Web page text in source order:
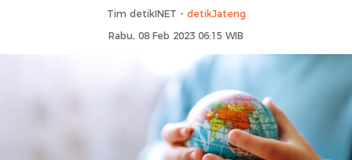
Tim detikINET - detikJateng
Rabu, 08 Feb 2023 06:15 WIB